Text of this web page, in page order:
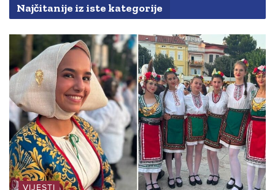
Najčitanije iz iste kategorije
VIJESTI